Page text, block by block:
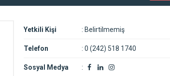
Yetkili Kişi : Belirtilmemiş
Telefon : 0 (242) 518 1740
Sosyal Medya :